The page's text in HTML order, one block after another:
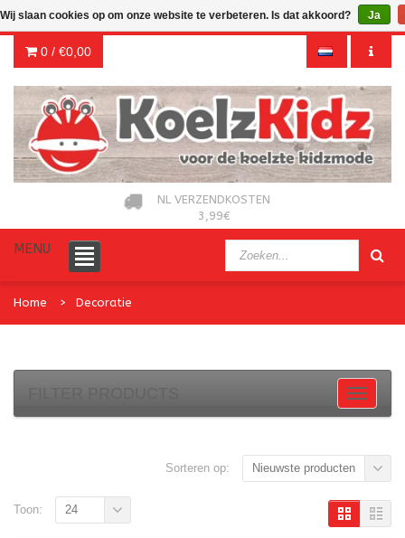
0 / €0,00
NL VERZENDKOSTEN
3,99€
MENU
Home Decoratie
Sorteren op: Nieuwste producten
Toon: 24
Wij slaan cookies op om onze website te verbeteren. Is dat akkoord? Ja